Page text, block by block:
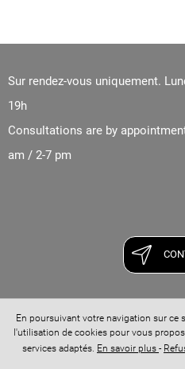
Sur rendez-vous uniquement.
19h
Consultations are by
am / 2-7 pm
Site réalisé avec
Confidentialité
Conditions
En poursuivant votre navigation sur ce
l'utilisation de cookies pour vous
services adaptés. En savoir plus -